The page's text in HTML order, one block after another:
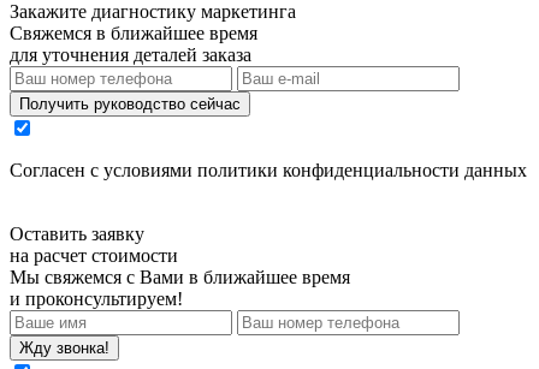
Закажите диагностику маркетинга
Свяжемся в ближайшее время
для уточнения деталей заказа
Получить руководство сейчас
Cогласен с условиями политики конфиденциальности данных
Оставить заявку
на расчет стоимости
Мы свяжемся с Вами в ближайшее время
и проконсультируем!
Жду звонка!